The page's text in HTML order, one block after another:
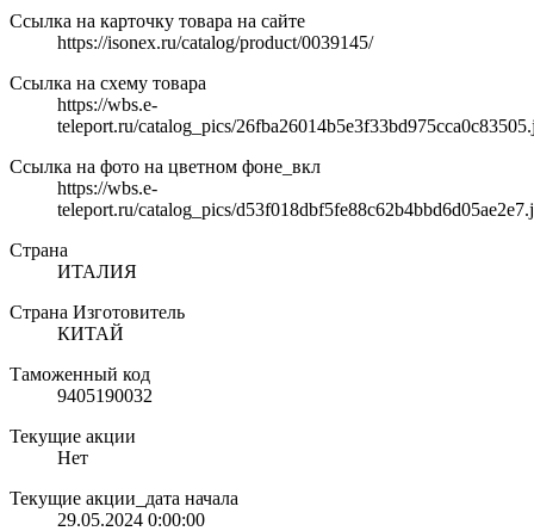
Ссылка на карточку товара на сайте
https://isonex.ru/catalog/product/0039145/
Ссылка на схему товара
https://wbs.e-
teleport.ru/catalog_pics/
Ссылка на фото на цветном фоне_вкл
https://wbs.e-
teleport.ru/catalog_pics/
Страна
ИТАЛИЯ
Страна Изготовитель
КИТАЙ
Таможенный код
9405190032
Текущие акции
Нет
Текущие акции_дата начала
29.05.2024 0:00:00